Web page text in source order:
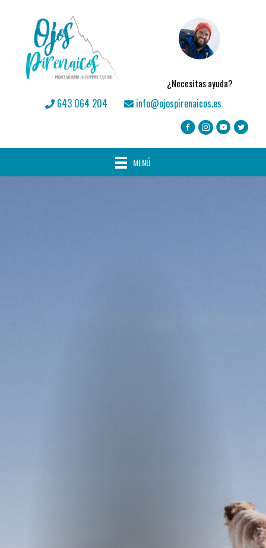
¿Necesitas ayuda?
643 064 204 info@ojospirenaicos.es
MENÚ